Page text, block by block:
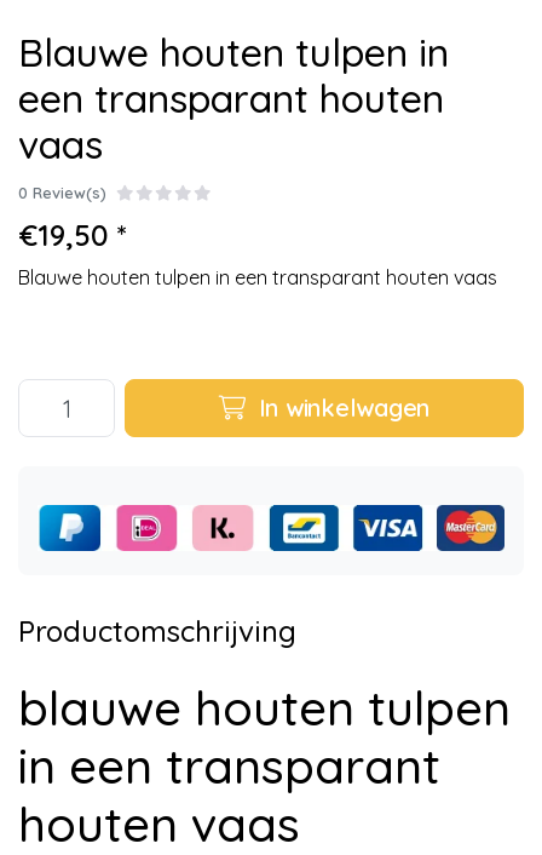
Blauwe houten tulpen in
een transparant houten
vaas
0 Review(s)
€19,50 *
Blauwe houten tulpen in een transparant houten vaas
In winkelwagen
Productomschrijving
blauwe houten tulpen
in een transparant
houten vaas